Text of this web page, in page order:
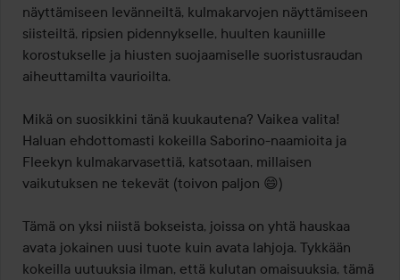
näyttämiseen levänneiltä, kulmakarvojen näyttämiseen
siisteiltä, ripsien pidennykselle, huulten kauniille
korostukselle ja hiusten suojaamiselle suoristusraudan
aiheuttamilta vaurioilta.
Mikä on suosikkini tänä kuukautena? Vaikea valita!
Haluan ehdottomasti kokeilla Saborino-naamioita ja
Fleekyn kulmakarvasettiä, katsotaan, millaisen
vaikutuksen ne tekevät (toivon paljon 😄)
Tämä on yksi niistä bokseista, joissa on yhtä hauskaa
avata jokainen uusi tuote kuin avata lahjoja. Tykkään
kokeilla uutuuksia ilman, että kulutan omaisuuksia, tämä